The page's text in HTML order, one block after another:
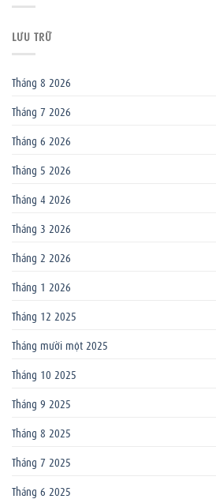
LƯU TRỮ
Tháng 8 2026
Tháng 7 2026
Tháng 6 2026
Tháng 5 2026
Tháng 4 2026
Tháng 3 2026
Tháng 2 2026
Tháng 1 2026
Tháng 12 2025
Tháng mười một 2025
Tháng 10 2025
Tháng 9 2025
Tháng 8 2025
Tháng 7 2025
Tháng 6 2025